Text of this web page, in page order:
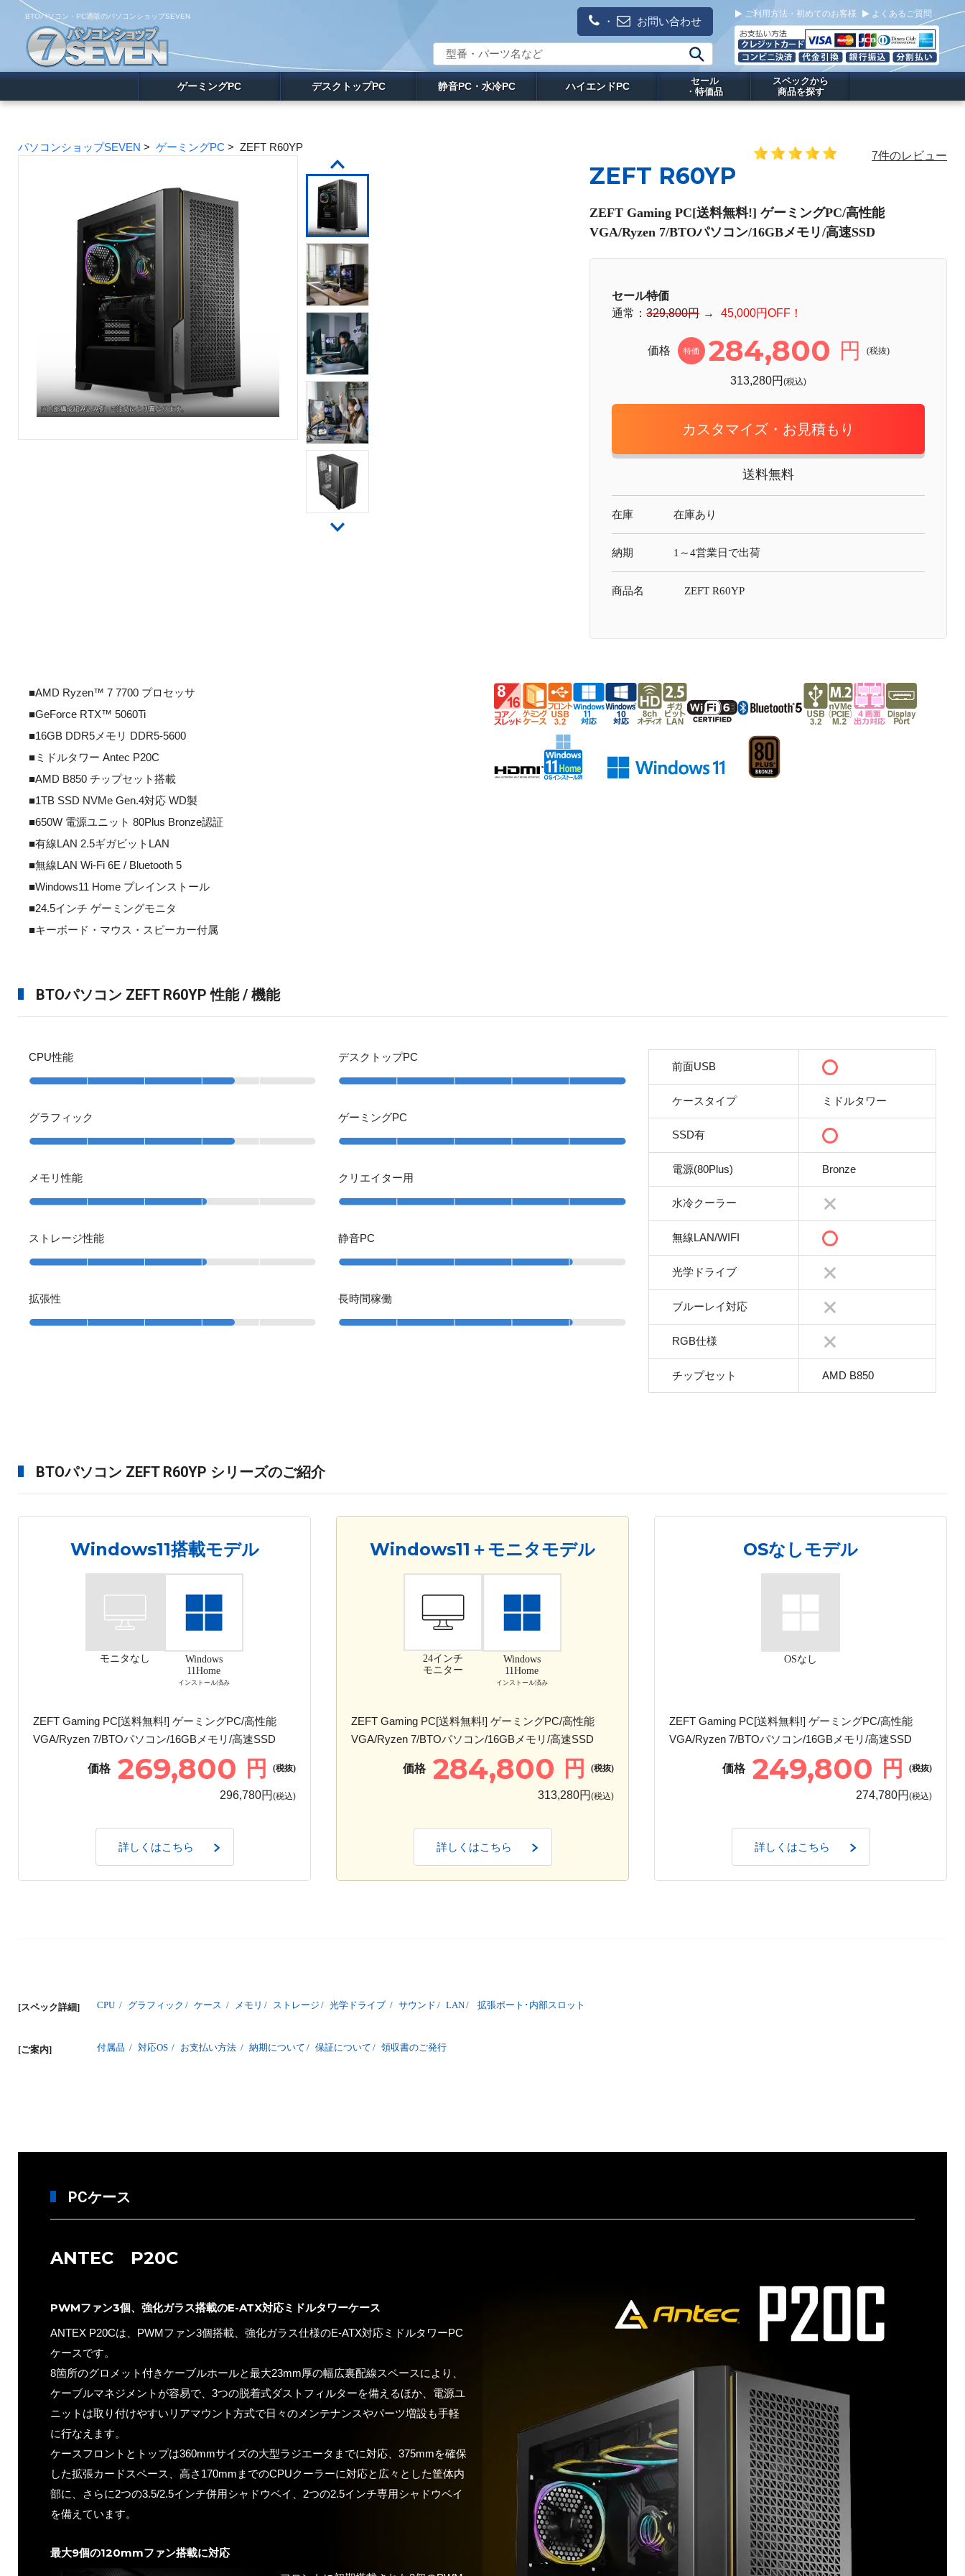
BTOパソコン・PC通販のパソコンショップSEVEN ・ お問い合わせ
ご利用方法・初めてのお客様 よくあるご質問
ゲーミングPC デスクトップPC 静音PC・水冷PC ハイエンドPC
セール
・特価品
スペックから
商品を探す
パソコンショップSEVEN > ゲーミングPC > ZEFT R60YP
ZEFT R60YP
7件のレビュー
ZEFT Gaming PC[送料無料!] ゲーミングPC/高性能
VGA/Ryzen 7/BTOパソコン/16GBメモリ/高速SSD
セール特価
通常：329,800円 → 45,000円OFF！
価格 特価 284,800 円 (税抜)
313,280円(税込)
カスタマイズ・お見積もり
送料無料
在庫 在庫あり
納期 1～4営業日で出荷
商品名 ZEFT R60YP
■AMD Ryzen™ 7 7700 プロセッサ
■GeForce RTX™ 5060Ti
■16GB DDR5メモリ DDR5-5600
■ミドルタワー Antec P20C
■AMD B850 チップセット搭載
■1TB SSD NVMe Gen.4対応 WD製
■650W 電源ユニット 80Plus Bronze認証
■有線LAN 2.5ギガビットLAN
■無線LAN Wi-Fi 6E / Bluetooth 5
■Windows11 Home プレインストール
■24.5インチ ゲーミングモニタ
■キーボード・マウス・スピーカー付属
BTOパソコン ZEFT R60YP 性能 / 機能
CPU性能
グラフィック
メモリ性能
ストレージ性能
拡張性
デスクトップPC
ゲーミングPC
クリエイター用
静音PC
長時間稼働
前面USB
ケースタイプ ミドルタワー
SSD有
電源(80Plus) Bronze
水冷クーラー
無線LAN/WIFI
光学ドライブ
ブルーレイ対応
RGB仕様
チップセット AMD B850
BTOパソコン ZEFT R60YP シリーズのご紹介
Windows11搭載モデル
モニタなし
Windows
11Home
インストール済み
ZEFT Gaming PC[送料無料!] ゲーミングPC/高性能
VGA/Ryzen 7/BTOパソコン/16GBメモリ/高速SSD
価格 269,800 円 (税抜)
296,780円 (税込)
詳しくはこちら
Windows11＋モニタモデル
24インチ
モニター
Windows
11Home
インストール済み
ZEFT Gaming PC[送料無料!] ゲーミングPC/高性能
VGA/Ryzen 7/BTOパソコン/16GBメモリ/高速SSD
価格 284,800 円 (税抜)
313,280円 (税込)
詳しくはこちら
OSなしモデル
OSなし
ZEFT Gaming PC[送料無料!] ゲーミングPC/高性能
VGA/Ryzen 7/BTOパソコン/16GBメモリ/高速SSD
価格 249,800 円 (税抜)
274,780円 (税込)
詳しくはこちら
[スペック詳細] CPU / グラフィック / ケース / メモリ / ストレージ / 光学ドライブ / サウンド / LAN/ 拡張ポート･内部スロット
[ご案内] 付属品 / 対応OS / お支払い方法 / 納期について / 保証について / 領収書のご発行
PCケース
ANTEC P20C
PWMファン3個、強化ガラス搭載のE-ATX対応ミドルタワーケース
ANTEX P20Cは、PWMファン3個搭載、強化ガラス仕様のE-ATX対応ミドルタワーPC
ケースです。
8箇所のグロメット付きケーブルホールと最大23mm厚の幅広裏配線スペースにより、
ケーブルマネジメントが容易で、3つの脱着式ダストフィルターを備えるほか、電源ユ
ニットは取り付けやすいリアマウント方式で日々のメンテナンスやパーツ増設も手軽
に行なえます。
ケースフロントとトップは360mmサイズの大型ラジエータまでに対応、375mmを確保
した拡張カードスペース、高さ170mmまでのCPUクーラーに対応と広々とした筐体内
部に、さらに2つの3.5/2.5インチ併用シャドウベイ、2つの2.5インチ専用シャドウベイ
を備えています。
最大9個の120mmファン搭載に対応